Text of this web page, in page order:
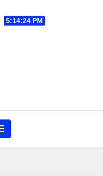
5:14:25 PM